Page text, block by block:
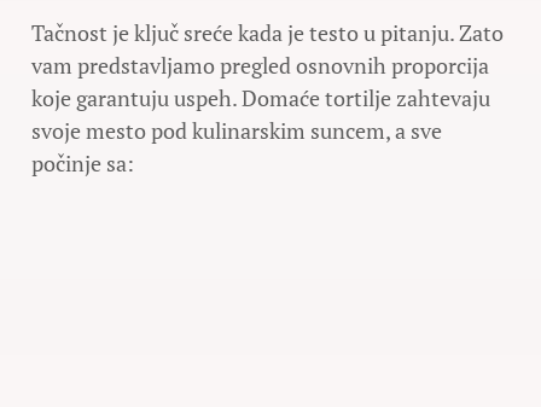
Tačnost je ključ sreće kada je testo u pitanju. Zato
vam predstavljamo pregled osnovnih proporcija
koje garantuju uspeh. Domaće tortilje zahtevaju
svoje mesto pod kulinarskim suncem, a sve
počinje sa: